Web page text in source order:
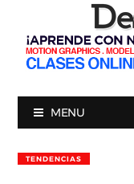
MENU
TENDENCIAS